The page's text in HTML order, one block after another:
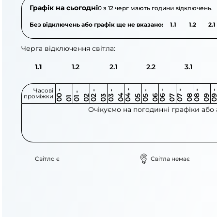
Графік на сьогодні0 з 12 черг мають години відключень.
Без відключень або графік ще не вказано: 1.1 1.2 2.1
Черга відключення світла:
1.1 1.2 2.1 2.2 3.1
Часові
проміжки 0
0
-
0 1 0
1
-
0 2 0 2
-
0 3 0 3
-
0 4 0 4
-
0 5 0 5
-
0 6 0 6
-
0 7 0 7
-
0 8 0 8
-
0 9 0
9
-
1
Очікуємо на погодинні графіки
Світло є Світла немає